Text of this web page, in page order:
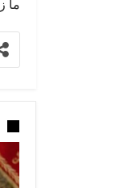
ما